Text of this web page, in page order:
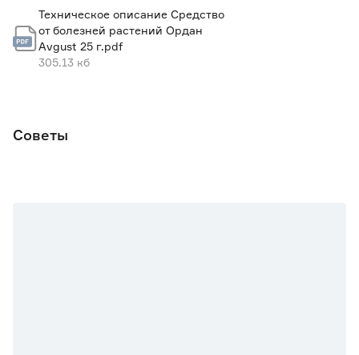
Техническое описание Средство
от болезней растений Ордан
Avgust 25 г.pdf
305.13 кб
Советы